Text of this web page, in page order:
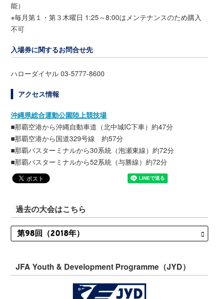
能）
※毎月第１・第３木曜日 1:25～8:00はメンテナンスのため購入
不可
入場券に関するお問合せ先
ハローダイヤル 03-5777-8600
アクセス情報
沖縄県総合運動公園陸上競技場
■那覇空港から沖縄自動車道（北中城IC下車）約47分
■那覇空港から国道329号線 約57分
■那覇バスターミナルから30系統（泡瀬東線）約72分
■那覇バスターミナルから52系統（与勝線）約72分
過去の大会はこちら
JFA Youth & Development Programme（JYD）